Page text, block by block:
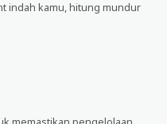
indah kamu, hitung mundur